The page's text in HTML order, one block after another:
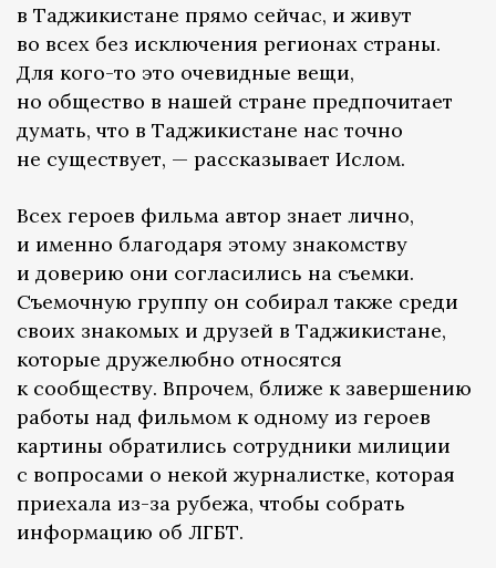
в Таджикистане прямо сейчас, и живут
во всех без исключения регионах страны.
Для кого-то это очевидные вещи,
но общество в нашей стране предпочитает
думать, что в Таджикистане нас точно
не существует, — рассказывает Ислом.
Всех героев фильма автор знает лично,
и именно благодаря этому знакомству
и доверию они согласились на съемки.
Съемочную группу он собирал также среди
своих знакомых и друзей в Таджикистане,
которые дружелюбно относятся
к сообществу. Впрочем, ближе к завершению
работы над фильмом к одному из героев
картины обратились сотрудники милиции
с вопросами о некой журналистке, которая
приехала из-за рубежа, чтобы собрать
информацию об ЛГБТ.